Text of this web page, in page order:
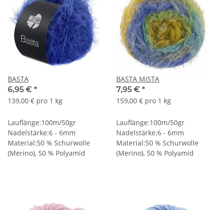
BASTA
6,95 € *
139,00 € pro 1 kg
Lauflänge:100m/50gr
Nadelstärke:6 - 6mm
Material:50 % Schurwolle
(Merino), 50 % Polyamid
BASTA MISTA
7,95 € *
159,00 € pro 1 kg
Lauflänge:100m/50gr
Nadelstärke:6 - 6mm
Material:50 % Schurwolle
(Merino), 50 % Polyamid